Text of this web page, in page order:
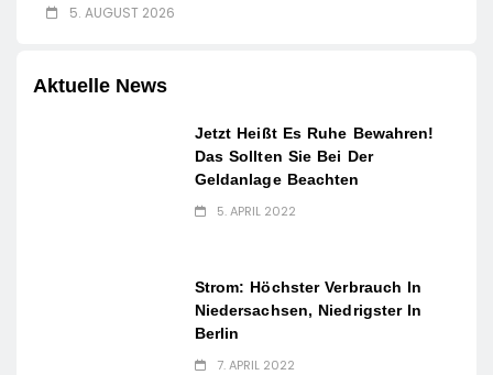
5. AUGUST 2026
Aktuelle News
Jetzt Heißt Es Ruhe Bewahren!
Das Sollten Sie Bei Der
Geldanlage Beachten
5. APRIL 2022
Strom: Höchster Verbrauch In
Niedersachsen, Niedrigster In
Berlin
7. APRIL 2022